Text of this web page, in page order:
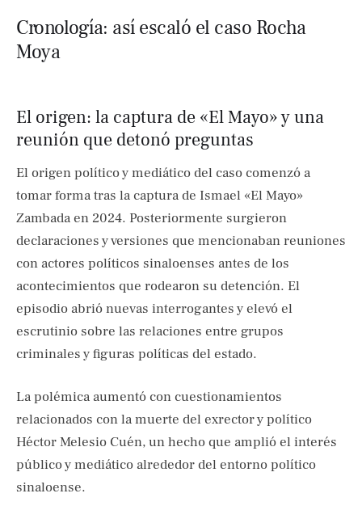
Cronología: así escaló el caso Rocha
Moya
El origen: la captura de «El Mayo» y una
reunión que detonó preguntas
El origen político y mediático del caso comenzó a
tomar forma tras la captura de Ismael «El Mayo»
Zambada en 2024. Posteriormente surgieron
declaraciones y versiones que mencionaban reuniones
con actores políticos sinaloenses antes de los
acontecimientos que rodearon su detención. El
episodio abrió nuevas interrogantes y elevó el
escrutinio sobre las relaciones entre grupos
criminales y figuras políticas del estado.
La polémica aumentó con cuestionamientos
relacionados con la muerte del exrector y político
Héctor Melesio Cuén, un hecho que amplió el interés
público y mediático alrededor del entorno político
sinaloense.